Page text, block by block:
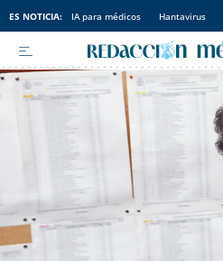
ES NOTICIA: IA para médicos Hantavirus